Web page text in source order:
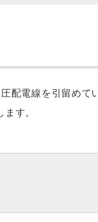
配電線を引留めて
す。